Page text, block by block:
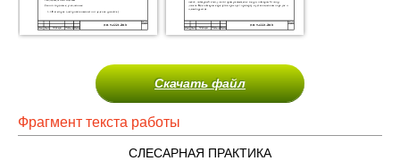
Скачать файл
Фрагмент текста работы
СЛЕСАРНАЯ ПРАКТИКА